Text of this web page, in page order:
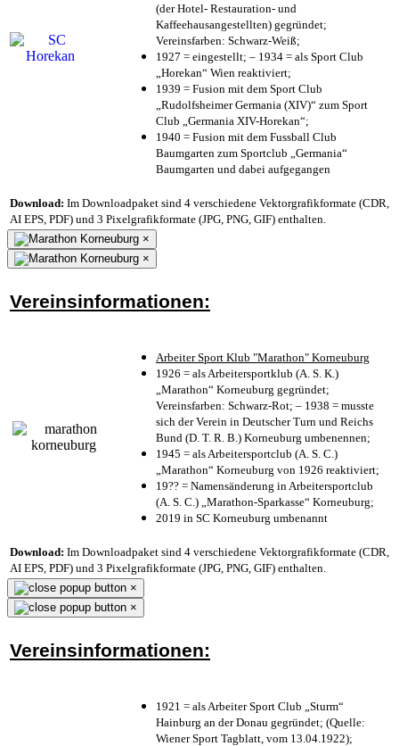
(der Hotel- Restauration- und
Kaffeehausangestellten) gegründet;
Vereinsfarben: Schwarz-Weiß;
1927 = eingestellt; – 1934 = als Sport Club
„Horekan“ Wien reaktiviert;
1939 = Fusion mit dem Sport Club
„Rudolfsheimer Germania (XIV)“ zum Sport
Club „Germania XIV-Horekan“;
1940 = Fusion mit dem Fussball Club
Baumgarten zum Sportclub „Germania“
Baumgarten und dabei aufgegangen
Download: Im Downloadpaket sind 4 verschiedene Vektorgrafikformate (CDR,
AI EPS, PDF) und 3 Pixelgrafikformate (JPG, PNG, GIF) enthalten.
×
×
Vereinsinformationen:
Arbeiter Sport Klub "Marathon" Korneuburg
1926 = als Arbeitersportklub (A. S. K.)
„Marathon“ Korneuburg gegründet;
Vereinsfarben: Schwarz-Rot; – 1938 = musste
sich der Verein in Deutscher Turn und Reichs
Bund (D. T. R. B.) Korneuburg umbenennen;
1945 = als Arbeitersportclub (A. S. C.)
„Marathon“ Korneuburg von 1926 reaktiviert;
19?? = Namensänderung in Arbeitersportclub
(A. S. C.) „Marathon-Sparkasse“ Korneuburg;
2019 in SC Korneuburg umbenannt
Download: Im Downloadpaket sind 4 verschiedene Vektorgrafikformate (CDR,
AI EPS, PDF) und 3 Pixelgrafikformate (JPG, PNG, GIF) enthalten.
×
×
Vereinsinformationen:
1921 = als Arbeiter Sport Club „Sturm“
Hainburg an der Donau gegründet; (Quelle:
Wiener Sport Tagblatt, vom 13.04.1922);